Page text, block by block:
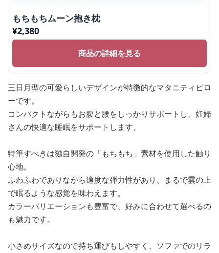
もちもちムーン抱き枕
¥2,380
商品の詳細を見る
三日月型の可愛らしいデザインが特徴的なマタニティピロ
ーです。
コンパクトながらもお腹と腰をしっかりサポートし、妊婦
さんの快適な睡眠をサポートします。
特筆すべきは独自開発の「もちもち」素材を使用した触り
心地。
ふわふわでありながら適度な弾力性があり、まるで雲の上
で眠るような感覚を味わえます。
カラーバリエーションも豊富で、好みに合わせて選べるの
も魅力です。
小さめサイズなので持ち運びもしやすく、ソファでのリラ